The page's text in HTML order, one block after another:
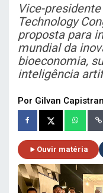
Vice-
Technology
proposta para
mundial da
bioeconomia,
inteligência
Por Gilvan
Ouvir matéria